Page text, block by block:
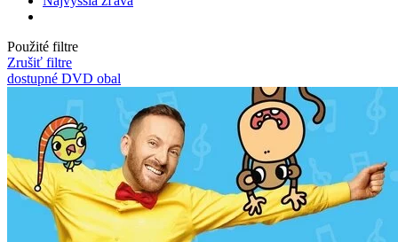
Použité filtre
Zrušiť filtre
dostupné DVD obal